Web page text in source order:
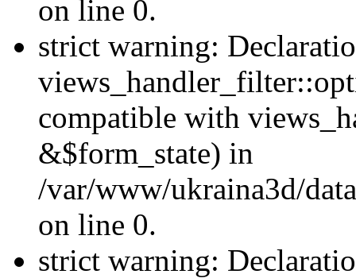
on line 0.
strict warning:
compatible with
&$form_state) in
/var/www/ukraina3d/
on line 0.
strict warning: